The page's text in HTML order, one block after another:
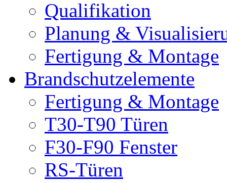
Qualifikation
Planung &
Fertigung & Montage
Brandschutzelemente
Fertigung & Montage
T30-T90 Türen
F30-F90 Fenster
RS-Türen